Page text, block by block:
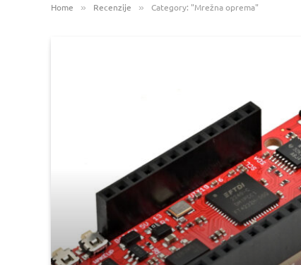
Home » Recenzije » Category: "Mrežna oprema"